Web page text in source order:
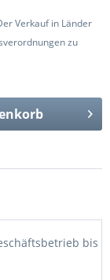
Verkauf in Länder
zu
bis